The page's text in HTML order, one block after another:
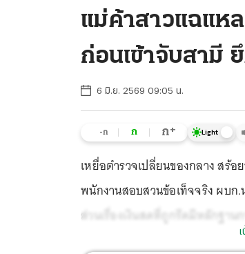
แม่ค้าสาวแฉแห
ก่อนเข้าจับสามี
6 มิ.ย. 2569 09:05 น.
-ก ก ก+ Light
เหยื่อตำรวจเปลี่ยนของกลาง สร้
พนักงานสอบสวนข้อเท็จจริง ผบก
ส่วนเรื่องเงินสดที่ถูกรีดมีหลักฐาน
ไปพบแพทย์เพราะอาการเครีย